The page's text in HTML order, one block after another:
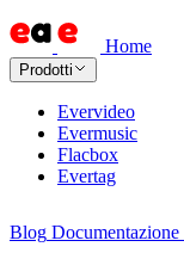
Home
Prodotti
Evervideo
Evermusic
Flacbox
Evertag
Blog Documentazione